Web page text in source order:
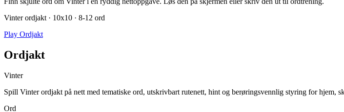
Vinter ordjakt · 10x10 · 8-12 ord
Play Ordjakt
Ordjakt
Vinter
Spill Vinter ordjakt på nett med tematiske ord, utskrivbart rutenett, hint og berøringsvennlig styring for hjem,
Ord